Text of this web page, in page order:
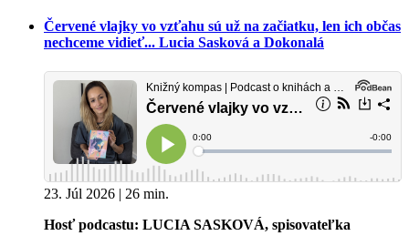
Červené vlajky vo vzťahu sú už na začiatku, len ich občas
nechceme vidieť... Lucia Sasková a Dokonalá
23. Júl 2026 | 26 min.
Hosť podcastu: LUCIA SASKOVÁ, spisovateľka